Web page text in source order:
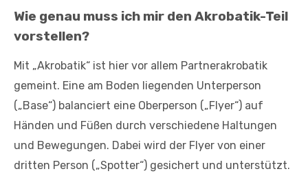
Wie genau muss ich mir den Akrobatik-Teil
vorstellen?
Mit „Akrobatik“ ist hier vor allem Partnerakrobatik
gemeint. Eine am Boden liegenden Unterperson
(„Base“) balanciert eine Oberperson („Flyer“) auf
Händen und Füßen durch verschiedene Haltungen
und Bewegungen. Dabei wird der Flyer von einer
dritten Person („Spotter“) gesichert und unterstützt.